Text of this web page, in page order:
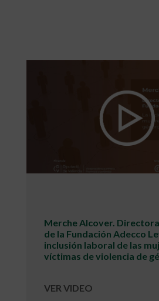
Merche Alcover.
de la Fundación Adecco
inclusión laboral de las
víctimas de violencia de
VER VIDEO